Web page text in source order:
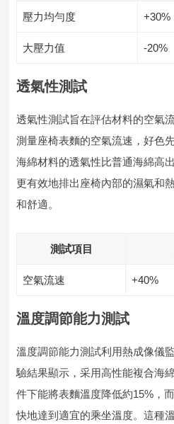
壓力均勻度 +30%
大壓力值 -20%
透氣性測試
透氣性測試旨在評估材料的空氣
測量座椅表麵的空氣流速，好色
海綿材料的透氣性比普通海綿高
更有效地排出座椅內部的濕氣和
和舒適。
測試項目
空氣流速 +40%
溫度調節能力測試
溫度調節能力測試利用熱成像儀
驗結果顯示，采用高性能複合海
件下能將表麵溫度降低約15%，
快地達到適宜的乘坐溫度。這種